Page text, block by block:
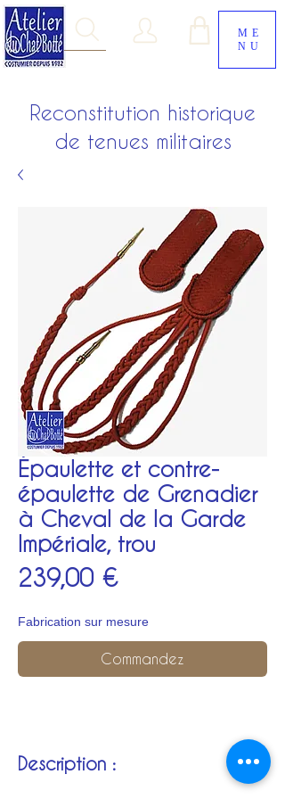
ME
NU
Reconstitution historique
de tenues militaires
Épaulette et contre-
épaulette de Grenadier
à Cheval de la Garde
Impériale, trou
239,00 €Prix
Fabrication sur mesure
Commandez
Description :